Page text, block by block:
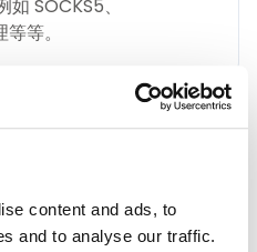
content and ads, to
and to analyse our traffic.
SOCKS5、
等。